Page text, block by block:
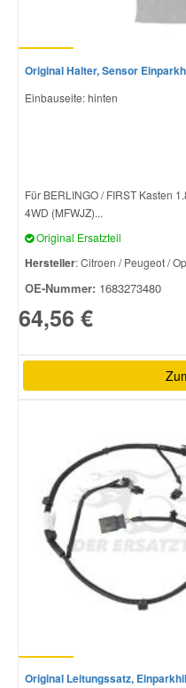
Original Halter, Sensor
Einbauseite: hinten
Für BERLINGO / FIRST Kasten
4WD (MFWJZ)...
Original Ersatzteil
Hersteller: Citroen / Peugeot /
OE-Nummer: 1683273480
64,56 €
Original Leitungssatz,